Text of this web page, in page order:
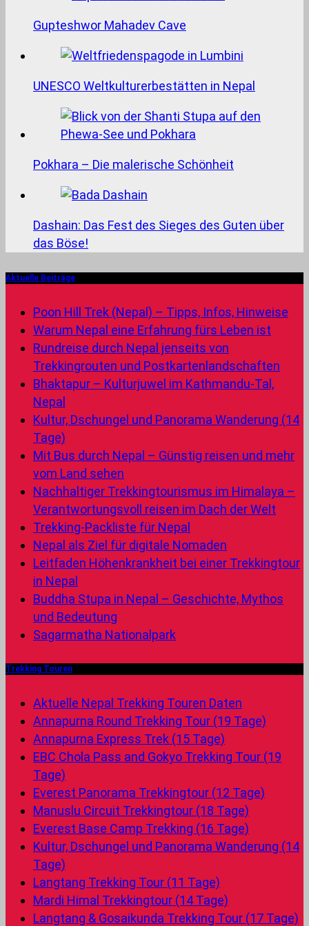
Gupteshwor Mahadev Cave
UNESCO Weltkulturerbestätten in Nepal
Pokhara – Die malerische Schönheit
Dashain: Das Fest des Sieges des Guten über
das Böse!
Aktuelle Beiträge
Poon Hill Trek (Nepal) – Tipps, Infos, Hinweise
Warum Nepal eine Erfahrung fürs Leben ist
Rundreise durch Nepal jenseits von
Trekkingrouten und Postkartenlandschaften
Bhaktapur – Kulturjuwel im Kathmandu-Tal,
Nepal
Kultur, Dschungel und Panorama Wanderung (14
Tage)
Mit Bus durch Nepal – Günstig reisen und mehr
vom Land sehen
Nachhaltiger Trekkingtourismus im Himalaya –
Verantwortungsvoll reisen im Dach der Welt
Trekking-Packliste für Nepal
Nepal als Ziel für digitale Nomaden
Leitfaden Höhenkrankheit bei einer Trekkingtour
in Nepal
Buddha Stupa in Nepal – Geschichte, Mythos
und Bedeutung
Sagarmatha Nationalpark
Trekking Touren
Aktuelle Nepal Trekking Touren Daten
Annapurna Round Trekking Tour (19 Tage)
Annapurna Express Trek (15 Tage)
EBC Chola Pass and Gokyo Trekking Tour (19
Tage)
Everest Panorama Trekkingtour (12 Tage)
Manuslu Circuit Trekkingtour (18 Tage)
Everest Base Camp Trekking (16 Tage)
Kultur, Dschungel und Panorama Wanderung (14
Tage)
Langtang Trekking Tour (11 Tage)
Mardi Himal Trekkingtour (14 Tage)
Langtang & Gosaikunda Trekking Tour (17 Tage)